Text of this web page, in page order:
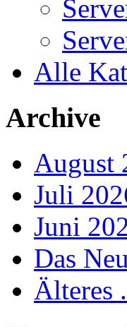
Alle
Archive
August
Juli
Juni
Das
Älteres